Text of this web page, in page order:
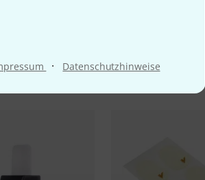
· Datenschutzhinweise